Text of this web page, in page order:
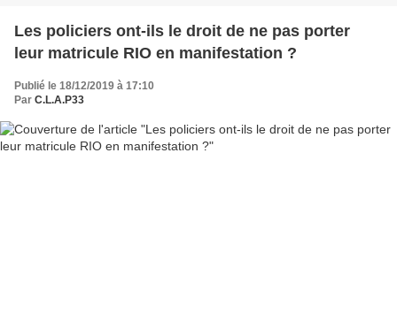
Les policiers ont-ils le droit de ne pas porter
leur matricule RIO en manifestation ?
Publié le 18/12/2019 à 17:10
Par C.L.A.P33